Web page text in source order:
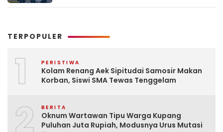
TERPOPULER
1 PERISTIWA
Kolam Renang Aek Sipitudai Samosir Makan
Korban, Siswi SMA Tewas Tenggelam
2 BERITA
Oknum Wartawan Tipu Warga Kupang
Puluhan Juta Rupiah, Modusnya Urus Mutasi